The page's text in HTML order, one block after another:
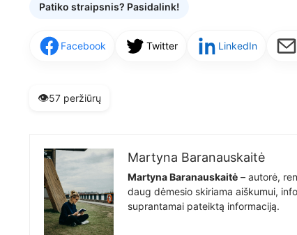
Patiko straipsnis? Pasidalink!
Facebook Twitter LinkedIn
👁️57 peržiūrų
Martyna Baranauskaitė
Martyna Baranauskaitė – autorė,
daug dėmesio skiriama aiškumui,
suprantamai pateiktą informaciją.